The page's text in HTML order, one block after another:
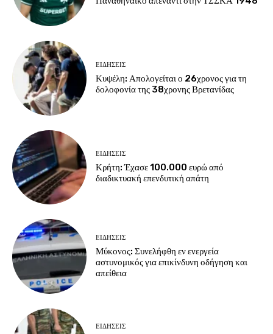
ΕΙΔΗΣΕΙΣ
Κυψέλη: Απολογείται ο 26χρονος για τη
δολοφονία της 38χρονης Βρετανίδας
ΕΙΔΗΣΕΙΣ
Κρήτη: Έχασε 100.000 ευρώ από
διαδικτυακή επενδυτική απάτη
ΕΙΔΗΣΕΙΣ
Μύκονος: Συνελήφθη εν ενεργεία
αστυνομικός για επικίνδυνη οδήγηση και
απείθεια
ΕΙΔΗΣΕΙΣ